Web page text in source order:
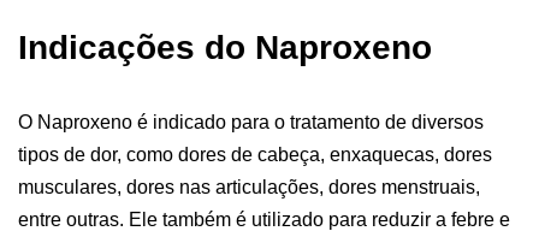
Indicações do Naproxeno
O Naproxeno é indicado para o tratamento de diversos
tipos de dor, como dores de cabeça, enxaquecas, dores
musculares, dores nas articulações, dores menstruais,
entre outras. Ele também é utilizado para reduzir a febre e